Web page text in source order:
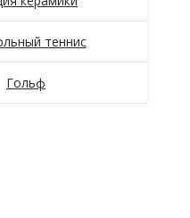
теннис
Гольф